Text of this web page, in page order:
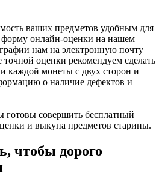
ваших предметов удобным для
форму онлайн-оценки на нашем
нам на электронную почту
оценки рекомендуем сделать
каждой монеты с двух сторон и
о наличие дефектов и
готовы совершить бесплатный
и выкупа предметов старины.
чтобы дорого